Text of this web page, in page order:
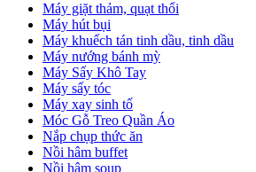
Máy giặt thảm, quạt thổi
Máy hút bụi
Máy khuếch tán tinh dầu, tinh dầu
Máy nướng bánh mỳ
Máy Sấy Khô Tay
Máy sấy tóc
Máy xay sinh tố
Móc Gỗ Treo Quần Áo
Nắp chụp thức ăn
Nồi hâm buffet
Nồi hâm soup